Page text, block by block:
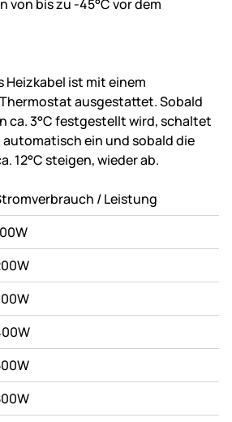
von bis zu -45°C vor dem
Heizkabel ist mit einem
ausgestattet. Sobald
ca. 3°C festgestellt wird, schaltet
ein und sobald die
12°C steigen, wieder ab.
/ Leistung